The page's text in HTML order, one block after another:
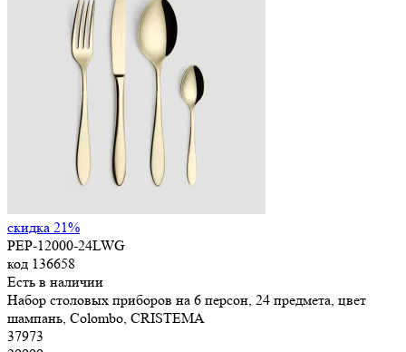
скидка 21%
PEP-12000-24LWG
код 136658
Есть в наличии
Набор столовых приборов на 6 персон, 24 предмета, цвет
шампань, Colombo, CRISTEMA
37973